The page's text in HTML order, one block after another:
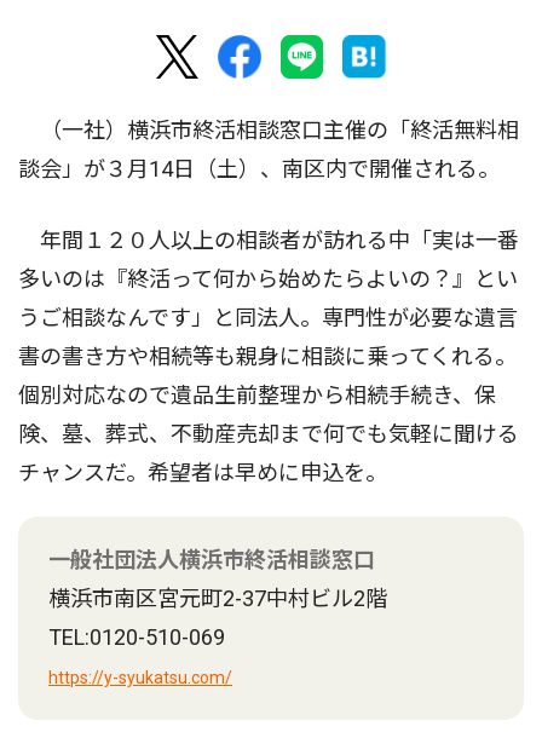
（一社）横浜市終活相談窓口主催の「終活無料相
談会」が３月14日（土）、南区内で開催される。
年間１２０人以上の相談者が訪れる中「実は一番
多いのは『終活って何から始めたらよいの？』とい
うご相談なんです」と同法人。専門性が必要な遺言
書の書き方や相続等も親身に相談に乗ってくれる。
個別対応なので遺品生前整理から相続手続き、保
険、墓、葬式、不動産売却まで何でも気軽に聞ける
チャンスだ。希望者は早めに申込を。
一般社団法人横浜市終活相談窓口
横浜市南区宮元町2-37中村ビル2階
TEL:0120-510-069
https://y-syukatsu.com/